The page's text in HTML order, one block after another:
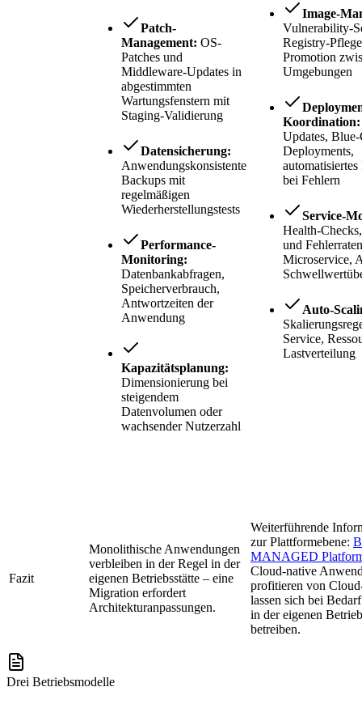
Patch-
Management: OS-
Patches und
Middleware-Updates in
abgestimmten
Wartungsfenstern mit
Staging-Validierung
Datensicherung:
Anwendungskonsistente
Backups mit
regelmäßigen
Wiederherstellungstests
Performance-
Monitoring:
Datenbankabfragen,
Speicherverbrauch,
Antwortzeiten der
Anwendung
Kapazitätsplanung:
Dimensionierung bei
steigendem
Datenvolumen oder
wachsender Nutzerzahl
Image-
Vulnerability-
Registry-
Promotion
Umgebungen
Koordination:
Updates,
Deployments,
bei Fehlern
Service-
Health-
und
Microservice,
Auto-
Service,
Lastverteilung
Fazit
Monolithische Anwendungen
verbleiben in der Regel in der
eigenen Betriebsstätte – eine
Migration erfordert
Architekturanpassungen.
Weiterführende
zur Plattformebene:
MANAGED
Cloud-native
profitieren von
lassen sich bei
in der eigenen
betreiben.
Drei Betriebsmodelle